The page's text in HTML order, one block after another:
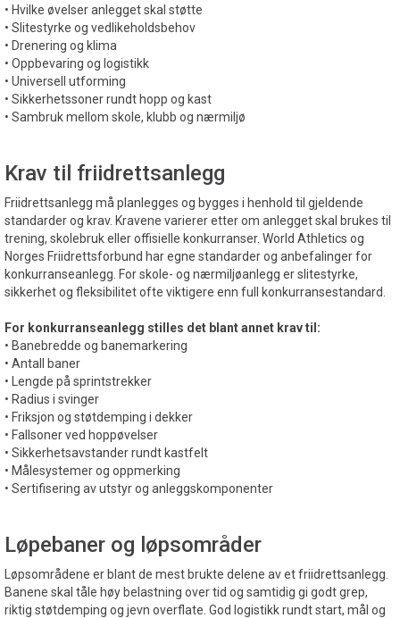
• Hvilke øvelser anlegget skal støtte
• Slitestyrke og vedlikeholdsbehov
• Drenering og klima
• Oppbevaring og logistikk
• Universell utforming
• Sikkerhetssoner rundt hopp og kast
• Sambruk mellom skole, klubb og nærmiljø
Krav til friidrettsanlegg
Friidrettsanlegg må planlegges og bygges i henhold til gjeldende
standarder og krav. Kravene varierer etter om anlegget skal brukes til
trening, skolebruk eller offisielle konkurranser. World Athletics og
Norges Friidrettsforbund har egne standarder og anbefalinger for
konkurranseanlegg. For skole- og nærmiljøanlegg er slitestyrke,
sikkerhet og fleksibilitet ofte viktigere enn full konkurransestandard.
For konkurranseanlegg stilles det blant annet krav til:
• Banebredde og banemarkering
• Antall baner
• Lengde på sprintstrekker
• Radius i svinger
• Friksjon og støtdemping i dekker
• Fallsoner ved hoppøvelser
• Sikkerhetsavstander rundt kastfelt
• Målesystemer og oppmerking
• Sertifisering av utstyr og anleggskomponenter
Løpebaner og løpsområder
Løpsområdene er blant de mest brukte delene av et friidrettsanlegg.
Banene skal tåle høy belastning over tid og samtidig gi godt grep,
riktig støtdemping og jevn overflate. God logistikk rundt start, mål og